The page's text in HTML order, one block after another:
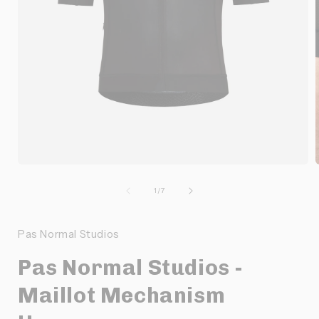
fenêtre
1 /de
7
Pas Normal Studios
Pas Normal Studios -
Maillot Mechanism